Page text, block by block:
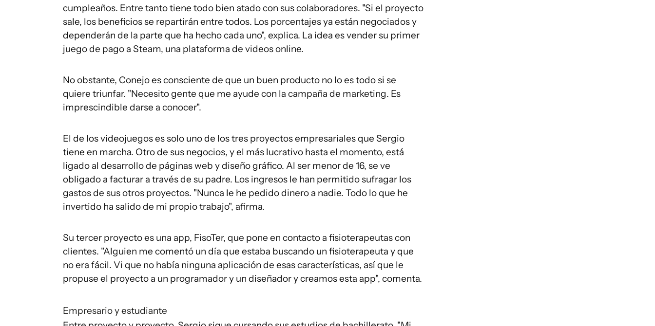
cumpleaños. Entre tanto tiene todo bien atado con sus colaboradores. "Si el proyecto
sale, los beneficios se repartirán entre todos. Los porcentajes ya están negociados y
dependerán de la parte que ha hecho cada uno", explica. La idea es vender su primer
juego de pago a Steam, una plataforma de videos online.
No obstante, Conejo es consciente de que un buen producto no lo es todo si se
quiere triunfar. "Necesito gente que me ayude con la campaña de marketing. Es
imprescindible darse a conocer".
El de los videojuegos es solo uno de los tres proyectos empresariales que Sergio
tiene en marcha. Otro de sus negocios, y el más lucrativo hasta el momento, está
ligado al desarrollo de páginas web y diseño gráfico. Al ser menor de 16, se ve
obligado a facturar a través de su padre. Los ingresos le han permitido sufragar los
gastos de sus otros proyectos. "Nunca le he pedido dinero a nadie. Todo lo que he
invertido ha salido de mi propio trabajo", afirma.
Su tercer proyecto es una app, FisoTer, que pone en contacto a fisioterapeutas con
clientes. "Alguien me comentó un día que estaba buscando un fisioterapeuta y que
no era fácil. Vi que no había ninguna aplicación de esas características, así que le
propuse el proyecto a un programador y un diseñador y creamos esta app", comenta.
Empresario y estudiante